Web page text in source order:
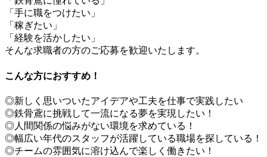
「手に職をつけたい」
「稼ぎたい」
「経験を活かしたい」
そんな求職者の方のご応募を歓迎いたします。
こんな方におすすめ！
◎新しく思いついたアイデアや工夫を仕事で実践したい
◎鉄骨鳶に挑戦して一流になる夢を実現したい！
◎人間関係の悩みがない環境を求めている！
◎幅広い年代のスタッフが活躍している職場を探している！
◎チームの雰囲気に溶け込んで楽しく働きたい！